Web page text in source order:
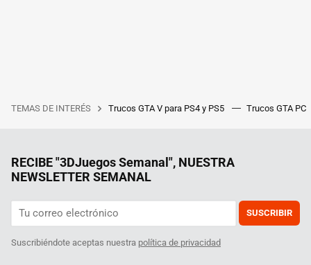
TEMAS DE INTERÉS Trucos GTA V para PS4 y PS5 Trucos GTA PC
RECIBE "3DJuegos Semanal", NUESTRA
NEWSLETTER SEMANAL
SUSCRIBIR
Suscribiéndote aceptas nuestra política de privacidad